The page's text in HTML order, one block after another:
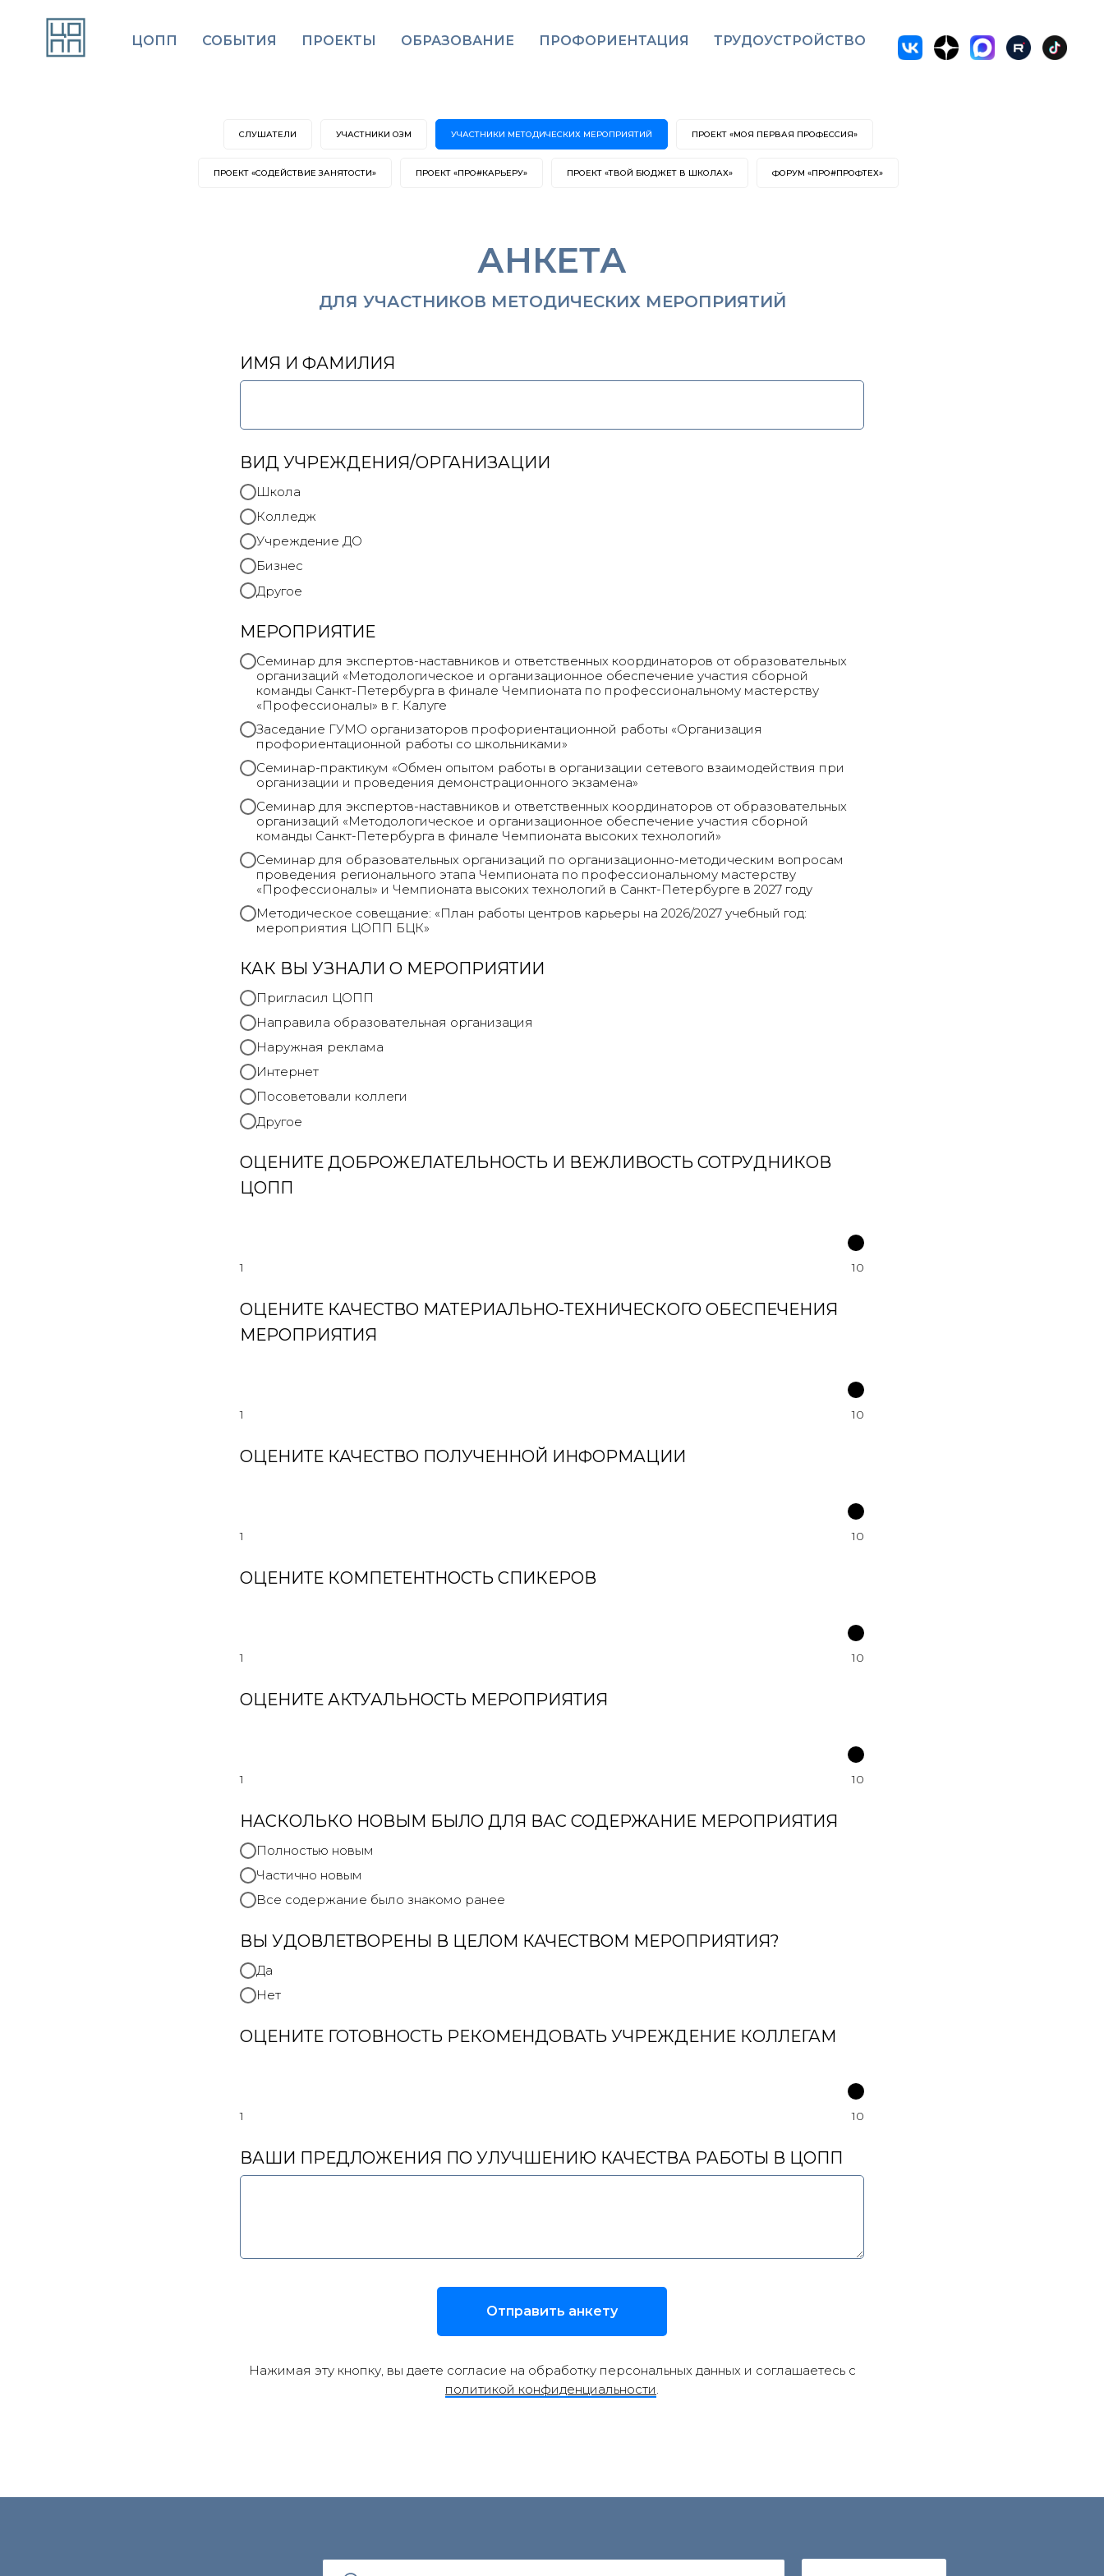
ЦОПП СОБЫТИЯ ПРОЕКТЫ ОБРАЗОВАНИЕ ПРОФОРИЕНТАЦИЯ ТРУДОУСТРОЙСТВО
СЛУШАТЕЛИ УЧАСТНИКИ ОЗМ УЧАСТНИКИ МЕТОДИЧЕСКИХ МЕРОПРИЯТИЙ ПРОЕКТ «МОЯ ПЕРВАЯ ПРОФЕССИЯ»
ПРОЕКТ «СОДЕЙСТВИЕ ЗАНЯТОСТИ» ПРОЕКТ «ПРО#КАРЬЕРУ» ПРОЕКТ «ТВОЙ БЮДЖЕТ В ШКОЛАХ» ФОРУМ «ПРО#ПРОФТЕХ»
АНКЕТА
ДЛЯ УЧАСТНИКОВ МЕТОДИЧЕСКИХ МЕРОПРИЯТИЙ
ИМЯ И ФАМИЛИЯ
ВИД УЧРЕЖДЕНИЯ/ОРГАНИЗАЦИИ
Школа
Колледж
Учреждение ДО
Бизнес
Другое
МЕРОПРИЯТИЕ
Семинар для экспертов-наставников и ответственных координаторов от образовательных
организаций «Методологическое и организационное обеспечение участия сборной
команды Санкт-Петербурга в финале Чемпионата по профессиональному мастерству
«Профессионалы» в г. Калуге
Заседание ГУМО организаторов профориентационной работы «Организация
профориентационной работы со школьниками»
Семинар-практикум «Обмен опытом работы в организации сетевого взаимодействия при
организации и проведения демонстрационного экзамена»
Семинар для экспертов-наставников и ответственных координаторов от образовательных
организаций «Методологическое и организационное обеспечение участия сборной
команды Санкт-Петербурга в финале Чемпионата высоких технологий»
Семинар для образовательных организаций по организационно-методическим вопросам
проведения регионального этапа Чемпионата по профессиональному мастерству
«Профессионалы» и Чемпионата высоких технологий в Санкт-Петербурге в 2027 году
Методическое совещание: «План работы центров карьеры на 2026/2027 учебный год:
мероприятия ЦОПП БЦК»
КАК ВЫ УЗНАЛИ О МЕРОПРИЯТИИ
Пригласил ЦОПП
Направила образовательная организация
Наружная реклама
Интернет
Посоветовали коллеги
Другое
ОЦЕНИТЕ ДОБРОЖЕЛАТЕЛЬНОСТЬ И ВЕЖЛИВОСТЬ СОТРУДНИКОВ
ЦОПП
1 10
ОЦЕНИТЕ КАЧЕСТВО МАТЕРИАЛЬНО-ТЕХНИЧЕСКОГО ОБЕСПЕЧЕНИЯ
МЕРОПРИЯТИЯ
1 10
ОЦЕНИТЕ КАЧЕСТВО ПОЛУЧЕННОЙ ИНФОРМАЦИИ
1 10
ОЦЕНИТЕ КОМПЕТЕНТНОСТЬ СПИКЕРОВ
1 10
ОЦЕНИТЕ АКТУАЛЬНОСТЬ МЕРОПРИЯТИЯ
1 10
НАСКОЛЬКО НОВЫМ БЫЛО ДЛЯ ВАС СОДЕРЖАНИЕ МЕРОПРИЯТИЯ
Полностью новым
Частично новым
Все содержание было знакомо ранее
ВЫ УДОВЛЕТВОРЕНЫ В ЦЕЛОМ КАЧЕСТВОМ МЕРОПРИЯТИЯ?
Да
Нет
ОЦЕНИТЕ ГОТОВНОСТЬ РЕКОМЕНДОВАТЬ УЧРЕЖДЕНИЕ КОЛЛЕГАМ
1 10
ВАШИ ПРЕДЛОЖЕНИЯ ПО УЛУЧШЕНИЮ КАЧЕСТВА РАБОТЫ В ЦОПП
Отправить анкету
Нажимая эту кнопку, вы даете согласие на обработку персональных данных и соглашаетесь c
политикой конфиденциальности